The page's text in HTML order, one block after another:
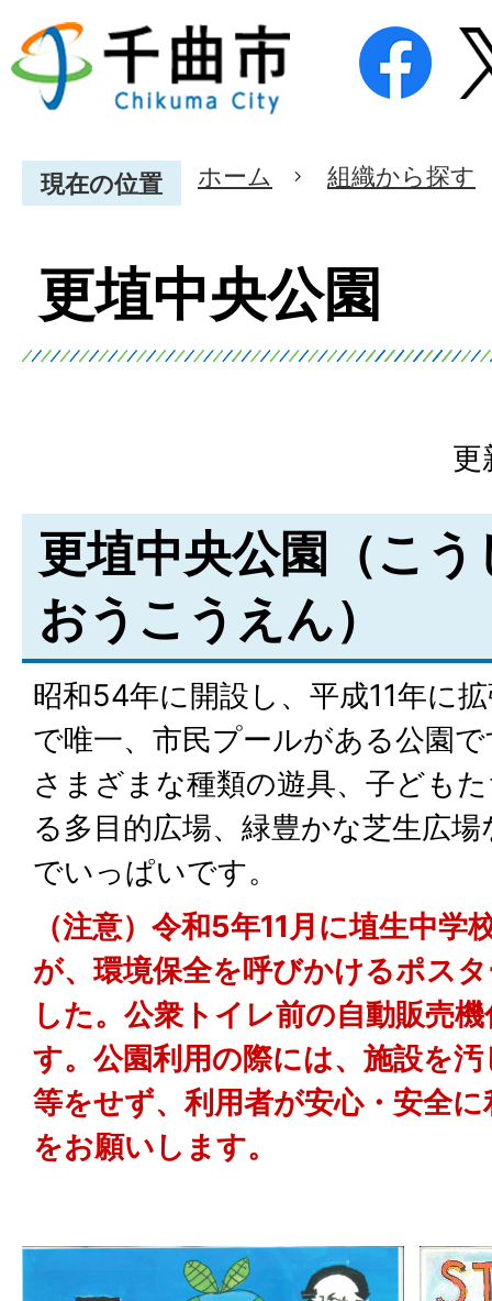
現在の位置 ホーム 組織から探す
更埴中央公園
更
更埴中央公園（こ
おうこうえん）
昭和54年に開設し、平成11年に
で唯一、市民プールがある公園
さまざまな種類の遊具、子ども
る多目的広場、緑豊かな芝生広
でいっぱいです。
（注意）令和5年11月に埴生中
が、環境保全を呼びかけるポス
した。公衆トイレ前の自動販売
す。公園利用の際には、施設を
等をせず、利用者が安心・安全
をお願いします。